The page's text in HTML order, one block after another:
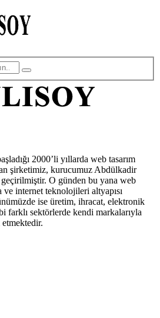
2000’li yıllarda web tasarım
şirketimiz, kurucumuz Abdülkadir
geçirilmiştir. O günden bu yana web
ve internet teknolojileri altyapısı
ise üretim, ihracat, elektronik
farklı sektörlerde kendi markalarıyla